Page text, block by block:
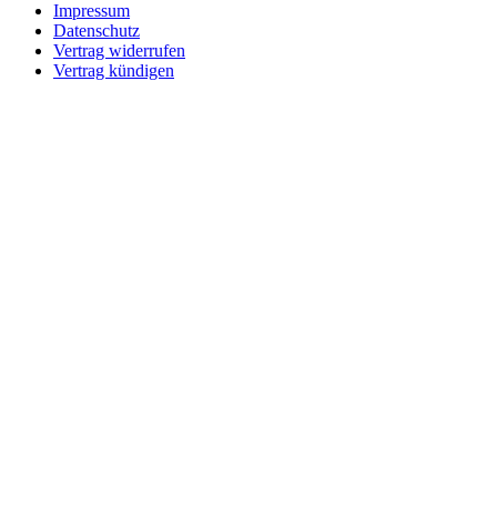
Impressum
Datenschutz
Vertrag widerrufen
Vertrag kündigen